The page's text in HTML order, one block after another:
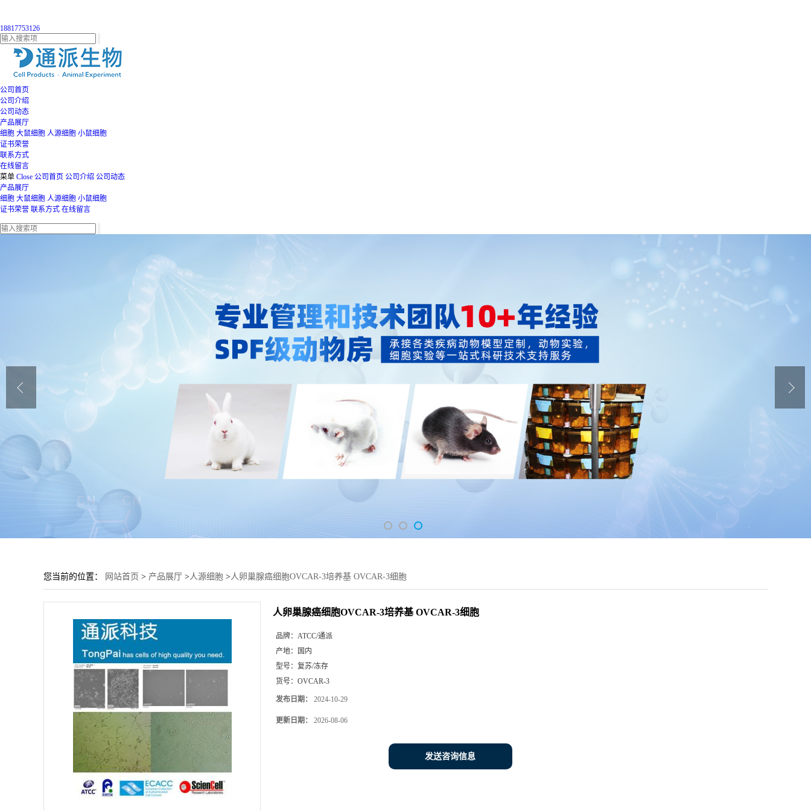
18817753126
公司首页
公司介绍
公司动态
产品展厅
细胞 大鼠细胞 人源细胞 小鼠细胞
证书荣誉
联系方式
在线留言
菜单 Close 公司首页 公司介绍 公司动态
产品展厅
细胞 大鼠细胞 人源细胞 小鼠细胞
证书荣誉 联系方式 在线留言
您当前的位置： 网站首页 > 产品展厅 >人源细胞 >人卵巢腺癌细胞OVCAR-3培养基 OVCAR-3细胞
人卵巢腺癌细胞OVCAR-3培养基 OVCAR-3细胞
品牌： ATCC/通派
产地：
国内
型号： 复苏/冻存
货号： OVCAR-3
发布日期： 2024-10-29
更新日期： 2026-08-06
发送咨询信息